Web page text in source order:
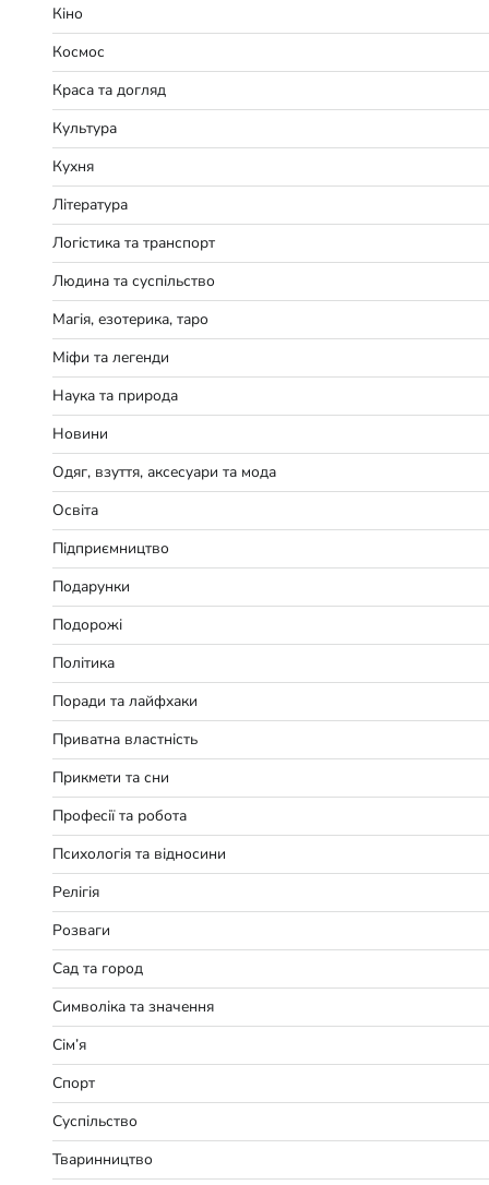
Кіно
Космос
Краса та догляд
Культура
Кухня
Література
Логістика та транспорт
Людина та суспільство
Магія, езотерика, таро
Міфи та легенди
Наука та природа
Новини
Одяг, взуття, аксесуари та мода
Освіта
Підприємництво
Подарунки
Подорожі
Політика
Поради та лайфхаки
Приватна властність
Прикмети та сни
Професії та робота
Психологія та відносини
Релігія
Розваги
Сад та город
Символіка та значення
Сім’я
Спорт
Суспільство
Тваринництво